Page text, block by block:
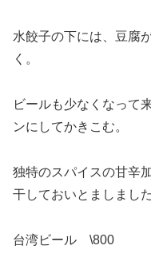
水餃子の下には、豆腐
く。
ビールも少なくなって
ンにしてかきこむ。
独特のスパイスの甘辛
干しておいとましました
台湾ビール \800